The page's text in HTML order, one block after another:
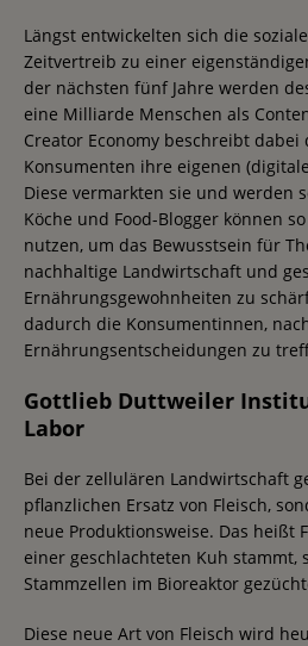
Längst entwickelten sich die
Zeitvertreib zu einer
der nächsten fünf Jahre werden
eine Milliarde Menschen als
Creator Economy beschreibt dabei
Konsumenten ihre eigenen
Diese vermarkten sie und werden
Köche und Food-Blogger können
nutzen, um das Bewusstsein für
nachhaltige Landwirtschaft und
Ernährungsgewohnheiten zu
dadurch die Konsumentinnen,
Ernährungsentscheidungen zu
Gottlieb Duttweiler
Labor
Bei der zellulären Landwirtschaft
pflanzlichen Ersatz von Fleisch,
neue Produktionsweise. Das heißt
einer geschlachteten Kuh stammt,
Stammzellen im Bioreaktor
Diese neue Art von Fleisch wird